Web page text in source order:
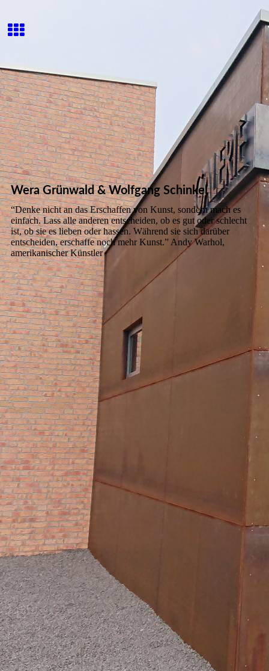
Wera Grünwald & Wolfgang Schinkel
“Denke nicht an das Erschaffen von Kunst, sondern mach es
einfach. Lass alle anderen entscheiden, ob es gut oder schlecht
ist, ob sie es lieben oder hassen. Während sie sich darüber
entscheiden, erschaffe noch mehr Kunst.” Andy Warhol,
amerikanischer Künstler